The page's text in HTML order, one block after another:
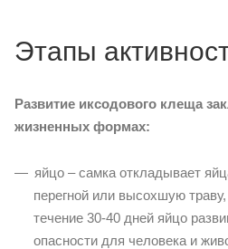
Этапы
Развитие иксодового клеща
жизненных формах:
яйцо – самка откладывает
перегной или высохшую
течение 30-40 дней яйцо
опасности для человека и